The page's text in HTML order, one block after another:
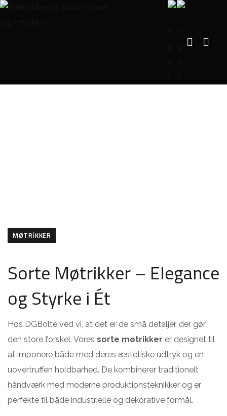
MØTRIKKER
Sorte Møtrikker – Elegance
og Styrke i Ét
Hos DGBolte ved vi, at det er de små detaljer, der gør
den store forskel. Vores sorte møtrikker er designet til
at imponere både med deres æstetiske udtryk og en
uovertruffen holdbarhed. De kombinerer traditionelt
håndværk med moderne produktionsteknikker og er
perfekte til både industrielle og dekorative formål.